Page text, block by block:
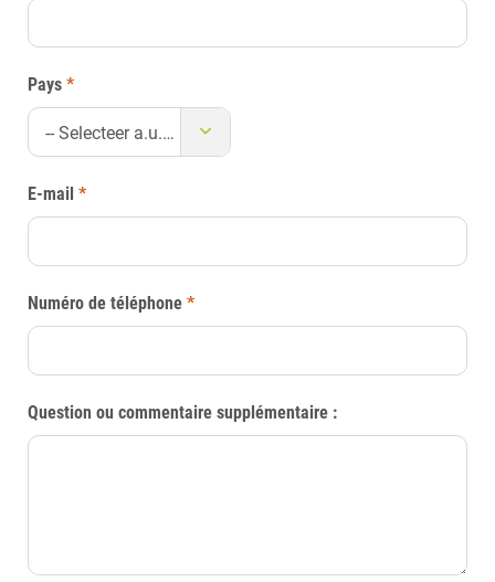
-- Selecteer a.u.b. --
Pays *
E-mail *
Numéro de téléphone *
Question ou commentaire supplémentaire :